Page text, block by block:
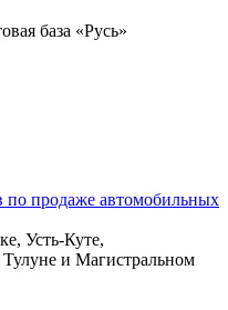
база «Русь»
Усть-Куте,
и Магистральном